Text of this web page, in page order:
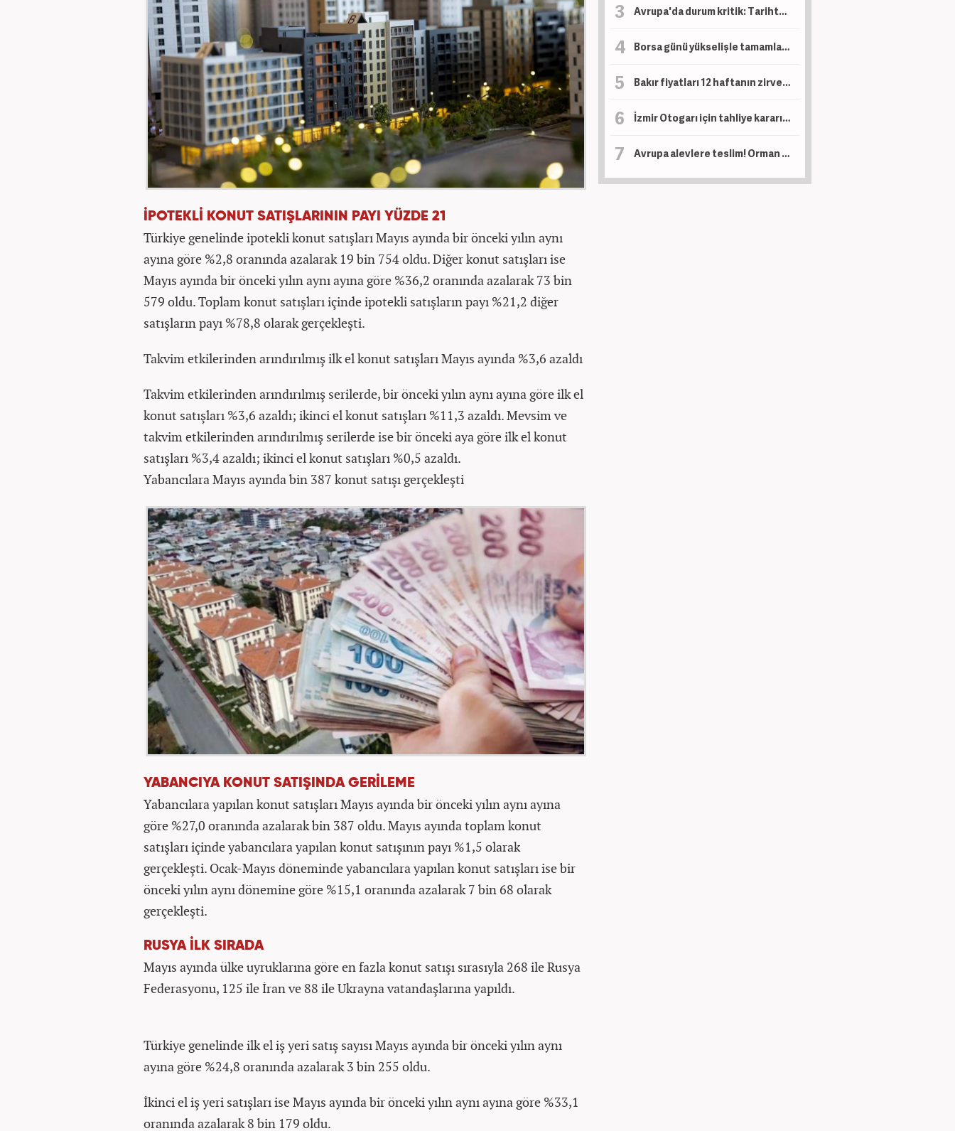
İPOTEKLİ KONUT SATIŞLARININ PAYI YÜZDE 21
Türkiye genelinde ipotekli konut satışları Mayıs ayında bir önceki yılın aynı
ayına göre %2,8 oranında azalarak 19 bin 754 oldu. Diğer konut satışları ise
Mayıs ayında bir önceki yılın aynı ayına göre %36,2 oranında azalarak 73 bin
579 oldu. Toplam konut satışları içinde ipotekli satışların payı %21,2 diğer
satışların payı %78,8 olarak gerçekleşti.
Takvim etkilerinden arındırılmış ilk el konut satışları Mayıs ayında %3,6 azaldı
Takvim etkilerinden arındırılmış serilerde, bir önceki yılın aynı ayına göre ilk el
konut satışları %3,6 azaldı; ikinci el konut satışları %11,3 azaldı. Mevsim ve
takvim etkilerinden arındırılmış serilerde ise bir önceki aya göre ilk el konut
satışları %3,4 azaldı; ikinci el konut satışları %0,5 azaldı.
Yabancılara Mayıs ayında bin 387 konut satışı gerçekleşti
YABANCIYA KONUT SATIŞINDA GERİLEME
Yabancılara yapılan konut satışları Mayıs ayında bir önceki yılın aynı ayına
göre %27,0 oranında azalarak bin 387 oldu. Mayıs ayında toplam konut
satışları içinde yabancılara yapılan konut satışının payı %1,5 olarak
gerçekleşti. Ocak-Mayıs döneminde yabancılara yapılan konut satışları ise bir
önceki yılın aynı dönemine göre %15,1 oranında azalarak 7 bin 68 olarak
gerçekleşti.
RUSYA İLK SIRADA
Mayıs ayında ülke uyruklarına göre en fazla konut satışı sırasıyla 268 ile Rusya
Federasyonu, 125 ile İran ve 88 ile Ukrayna vatandaşlarına yapıldı.
Türkiye genelinde ilk el iş yeri satış sayısı Mayıs ayında bir önceki yılın aynı
ayına göre %24,8 oranında azalarak 3 bin 255 oldu.
İkinci el iş yeri satışları ise Mayıs ayında bir önceki yılın aynı ayına göre %33,1
oranında azalarak 8 bin 179 oldu.
Avrupa'da durum kritik: Tarihte böylesi görülmedi
Borsa günü yükselişle tamamladı! En çok kazandıran belli oldu
Bakır fiyatları 12 haftanın zirvesinde!
İzmir Otogarı için tahliye kararı! Yargıtay son noktayı koydu
Avrupa alevlere teslim! Orman yangınlarının faturası 19 milyar avroyu aştı